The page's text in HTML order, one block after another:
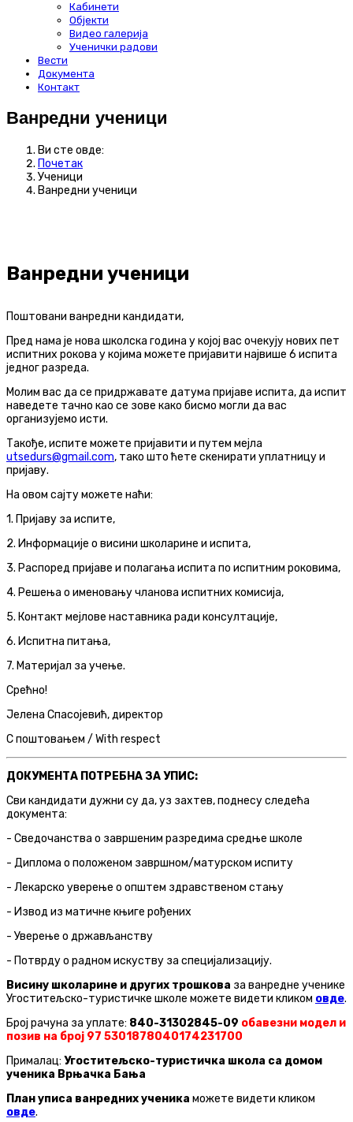
Кабинети
Објекти
Видео галерија
Ученички радови
Вести
Документа
Контакт
Ванредни ученици
Ви сте овде:
Почетак
Ученици
Ванредни ученици
Ванредни ученици
Поштовани ванредни кандидати,
Пред нама је нова школска година у којој вас очекују нових пет
испитних рокова у којима можете пријавити највише 6 испита
једног разреда.
Молим вас да се придржавате датума пријаве испита, да испит
наведете тачно као се зове како бисмо могли да вас
организујемо исти.
Такође, испите можете пријавити и путем мејла
utsedurs@gmail.com, тако што ћете скенирати уплатницу и
пријаву.
На овом сајту можете наћи:
1. Пријаву за испите,
2. Информације о висини школарине и испита,
3. Распоред пријаве и полагања испита по испитним роковима,
4. Решења о именовању чланова испитних комисија,
5. Контакт мејлове наставника ради консултације,
6. Испитна питања,
7. Материјал за учење.
Срећно!
Јелена Спасојевић, директор
С поштовањем / With respect
ДОКУМЕНТА ПОТРЕБНА ЗА УПИС:
Сви кандидати дужни су да, уз захтев, поднесу следећа
документа:
- Сведочанства о завршеним разредима средње школе
- Диплома о положеном завршном/матурском испиту
- Лекарско уверење о општем здравственом стању
- Извод из матичне књиге рођених
- Уверење о држављанству
- Потврду о радном искуству за специјализацију.
Висину школарине и других трошкова за ванредне ученике
Угоститељско-туристичке школе можете видети кликом овде.
Број рачуна за уплате: 840-31302845-09 обавезни модел и
позив на број 97 5301878040174231700
Прималац: Угоститељско-туристичка школа са домом
ученика Врњачка Бања
План уписа ванредних ученика можете видети кликом
овде.